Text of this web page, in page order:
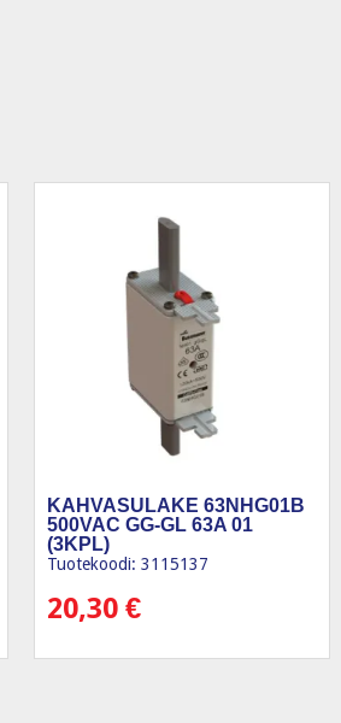
KAHVASULAKE 63NHG01B
500VAC GG-GL 63A 01
(3KPL)
Tuotekoodi: 3115137
20,30 €